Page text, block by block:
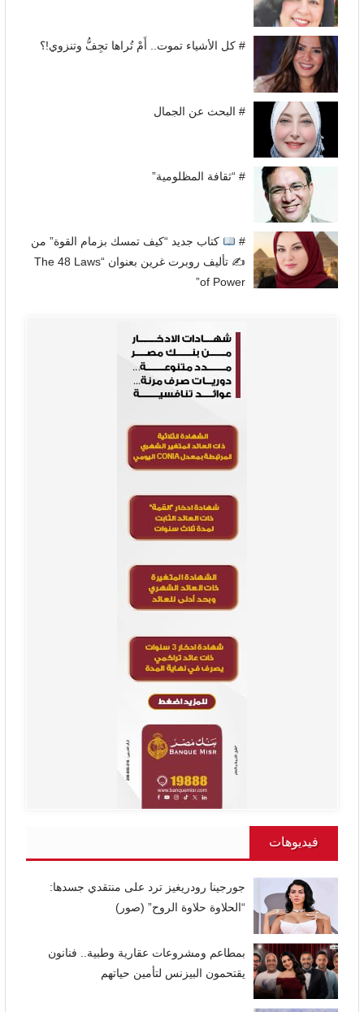
# كل الأشياء تموت.. أَمْ تُراها تجِفُّ وتنزوي!؟
# البحث عن الجمال
# “ثقافة المظلومية”
#
كتاب جديد “كيف تمسك بزمام القوة” من
✍
تأليف روبرت غرين بعنوان “The 48 Laws
of Power”
فيديوهات
جورجينا رودريغيز ترد على منتقدي جسدها:
“الحلاوة حلاوة الروح” (صور)
بمطاعم ومشروعات عقارية وطبية.. فنانون
يقتحمون البيزنس لتأمين حياتهم